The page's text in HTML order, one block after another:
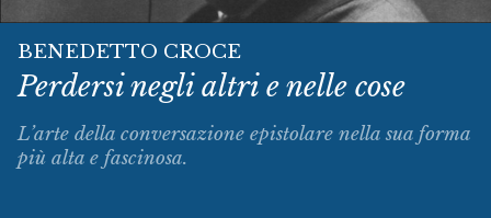
BENEDETTO CROCE
Perdersi negli altri e nelle cose
L’arte della conversazione epistolare nella sua forma
più alta e fascinosa.